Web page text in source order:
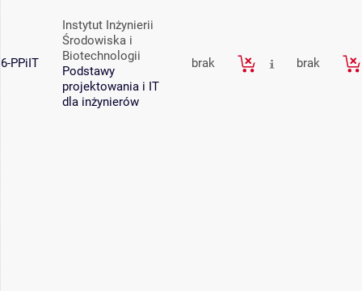
6-PPiIT
Instytut Inżynierii
Środowiska i
Biotechnologii
Podstawy
projektowania i IT
dla inżynierów
brak brak